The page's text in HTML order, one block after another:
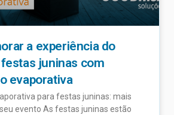
a experiência do
juninas com
evaporativa
para festas juninas: mais
evento As festas juninas estão